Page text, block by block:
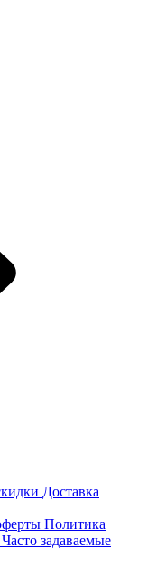
Доставка
Политика
Часто задаваемые